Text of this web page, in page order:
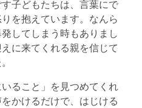
子どもたちは、言葉にで
を抱えています。なんら
してしまう時もありまし
に来てくれる親を信じて
ること」を見つめてくれ
かけるだけで、はじける